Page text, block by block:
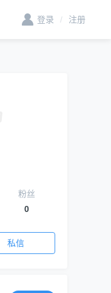
登录 / 注册
粉丝
0
私信